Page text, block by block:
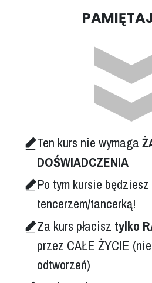
Ten kurs nie wymaga
DOŚWIADCZENIA
Po tym kursie będziesz
tencerzem/tancerką!
Za kurs płacisz tylko
przez CAŁE ŻYCIE
odtworzeń)